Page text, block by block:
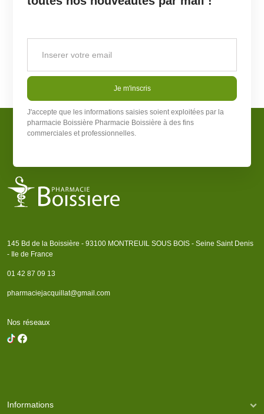
Je m'inscris
J'accepte que les informations saisies soient exploitées par la
pharmacie Boissière Pharmacie Boissière à des fins
commerciales et professionnelles.
145 Bd de la Boissière - 93100 MONTREUIL SOUS BOIS - Seine Saint Denis
- Ile de France
01 42 87 09 13
pharmaciejacquillat@gmail.com
Nos réseaux
Informations